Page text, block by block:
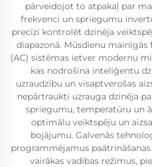
pārveidojot to atpakaļ par
frekvenci un spriegumu
precīzi kontrolēt dzinēja
diapazonā. Mūsdienu mainīgās
(AC) sistēmas ietver modernu
kas nodrošina inteliģentu
uzraudzību un visaptverošas
nepārtraukti uzrauga dzinēja
spriegumu, temperatūru un
optimālu veiktspēju un
bojājumu. Galvenās
programmējamus
vairākas vadības režīmus,